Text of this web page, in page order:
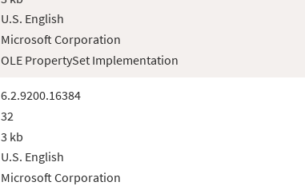
U.S. English
Microsoft Corporation
OLE PropertySet Implementation
6.2.9200.16384
32
3 kb
U.S. English
Microsoft Corporation